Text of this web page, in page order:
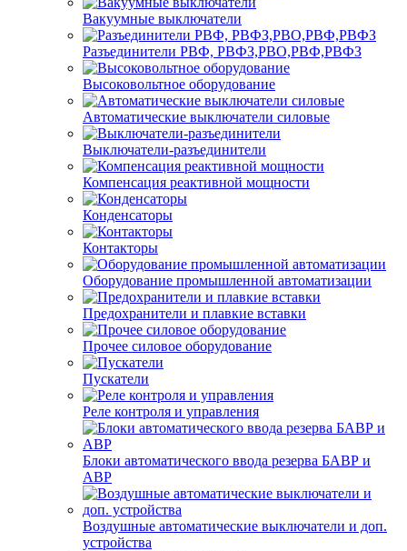
Вакуумные выключатели
Разъединители РВФ, РВФЗ,РВО,РВФ,РВФЗ
Высоковольтное оборудование
Автоматические выключатели cиловые
Выключатели-разъединители
Компенсация реактивной мощности
Конденсаторы
Контакторы
Оборудование промышленной автоматизации
Предохранители и плавкие вставки
Прочее силовое оборудование
Пускатели
Реле контроля и управления
Блоки автоматического ввода резерва БАВР и
АВР
Воздушные автоматические выключатели и доп.
устройства